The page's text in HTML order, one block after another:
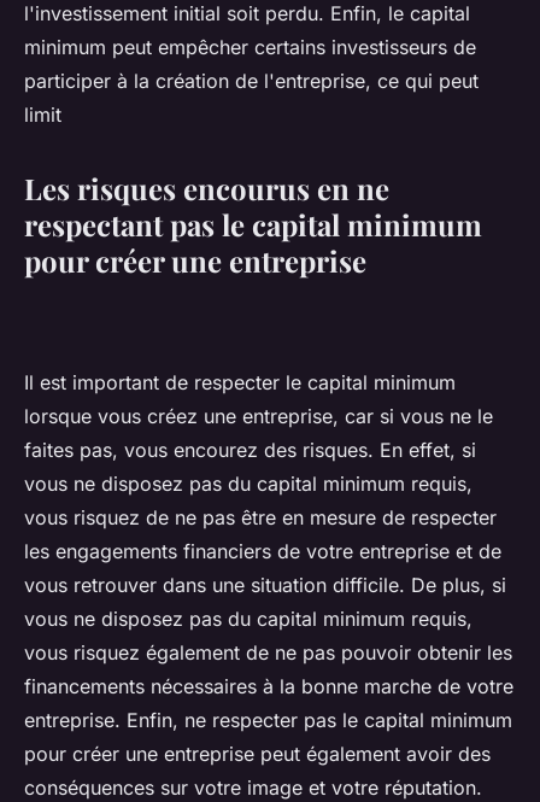
l'investissement initial soit perdu. Enfin, le capital
minimum peut empêcher certains investisseurs de
participer à la création de l'entreprise, ce qui peut
limit
Les risques encourus en ne
respectant pas le capital minimum
pour créer une entreprise
Il est important de respecter le capital minimum
lorsque vous créez une entreprise, car si vous ne le
faites pas, vous encourez des risques. En effet, si
vous ne disposez pas du capital minimum requis,
vous risquez de ne pas être en mesure de respecter
les engagements financiers de votre entreprise et de
vous retrouver dans une situation difficile. De plus, si
vous ne disposez pas du capital minimum requis,
vous risquez également de ne pas pouvoir obtenir les
financements nécessaires à la bonne marche de votre
entreprise. Enfin, ne respecter pas le capital minimum
pour créer une entreprise peut également avoir des
conséquences sur votre image et votre réputation.